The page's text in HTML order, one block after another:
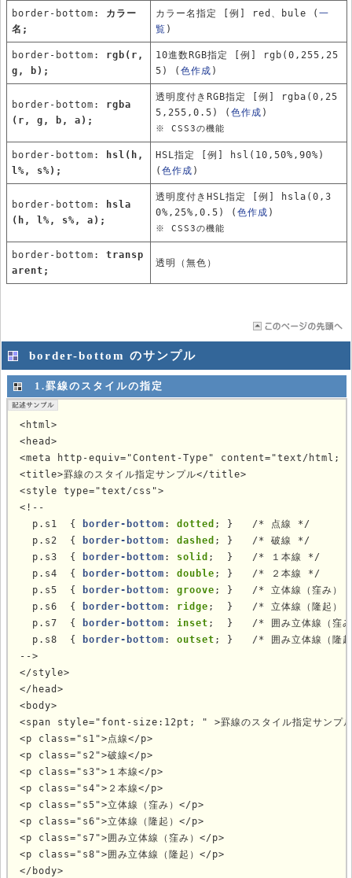
border-bottom: カラー
名;
カラー名指定 [例] red、bule ( 一
覧 )
border-bottom: rgb(r,
g, b);
10進数RGB指定 [例] rgb(0,255,25
5) ( 色作成 )
border-bottom: rgba
(r, g, b, a);
透明度付きRGB指定 [例] rgba(0,25
5,255,0.5) ( 色作成 )
※ CSS3の機能
border-bottom:
hsl(h,
l%, s%);
HSL指定 [例] hsl(10,50%,90%)
( 色作成 )
border-bottom:
hsla
(h, l%, s%, a);
透明度付きHSL指定 [例] hsla(0,3
0%,25%,0.5) ( 色作成 )
※ CSS3の機能
border-bottom: transp
arent;
透明（無色）
border-bottom のサンプル
1.罫線のスタイルの指定
<html>
<head>
<meta http-equiv="Content-Type" content="text/html;
<title>罫線のスタイル指定サンプル</title>
<style type="text/css">
<!--
  p.s1  {
border-bottom : dotted ; }   /* 点線 */
  p.s2  {
border-bottom : dashed ; }   /* 破線 */
  p.s3  {
border-bottom : solid ;  }   /* １本線 */
  p.s4  {
border-bottom : double ; }   /* ２本線 */
  p.s5  {
border-bottom : groove ; }   /* 立体線（窪み）
  p.s6  {
border-bottom : ridge ;  }   /* 立体線（隆起）
  p.s7  {
border-bottom : inset ;  }   /* 囲み立体線（窪
  p.s8  {
border-bottom : outset ; }   /* 囲み立体線（隆
-->
</style>
</head>
<body>
<span style="font-size:12pt; " >罫線のスタイル指定サンプ
<p class="s1">点線</p>
<p class="s2">破線</p>
<p class="s3">１本線</p>
<p class="s4">２本線</p>
<p class="s5">立体線（窪み）</p>
<p class="s6">立体線（隆起）</p>
<p class="s7">囲み立体線（窪み）</p>
<p class="s8">囲み立体線（隆起）</p>
</body>